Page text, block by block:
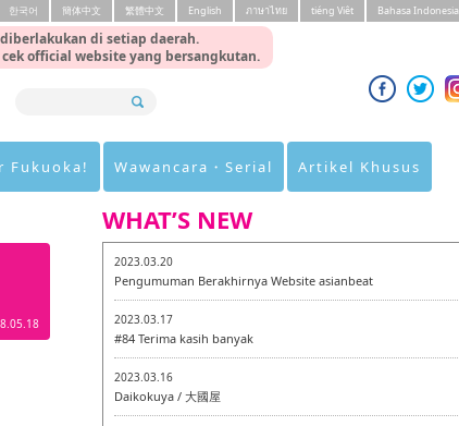
di setiap daerah.
official website yang bersangkutan.
한국어 簡体中文 繁體中文 English ภาษาไทย tiéng Viêt Bahasa Indonesia
Fukuoka! Wawancara・Serial Artikel Khusus
WHAT’S NEW
2023.03.20
Pengumuman Berakhirnya Website asianbeat
2023.03.17
#84 Terima kasih banyak
2023.03.16
Daikokuya / 大國屋